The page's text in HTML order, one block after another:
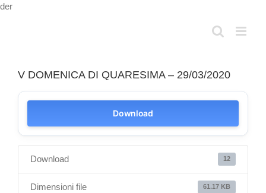
derSalta
V DOMENICA DI QUARESIMA – 29/03/2020
Download
Download 12
Dimensioni file 61.17 KB